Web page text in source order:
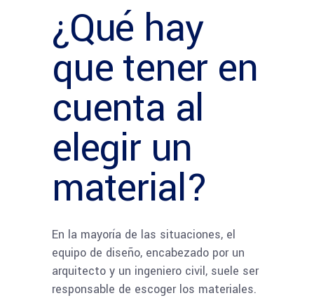
¿Qué hay
que tener en
cuenta al
elegir un
material?
En la mayoría de las situaciones, el
equipo de diseño, encabezado por un
arquitecto y un ingeniero civil, suele ser
responsable de escoger los materiales.